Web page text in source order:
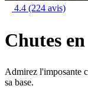
4.4 (224 avis)
Chutes
Admirez l'imposante
sa base.